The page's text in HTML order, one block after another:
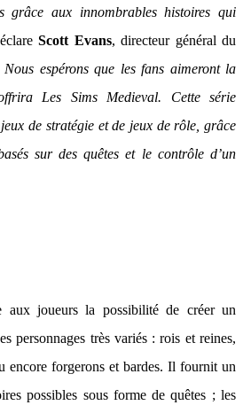
grâce aux innombrables histoires qui
Scott Evans, directeur général du
Nous espérons que les fans aimeront la
Les Sims Medieval. Cette série
de stratégie et de jeux de rôle, grâce
sur des quêtes et le contrôle d’un
aux joueurs la possibilité de créer un
personnages très variés : rois et reines,
encore forgerons et bardes. Il fournit un
possibles sous forme de quêtes ; les